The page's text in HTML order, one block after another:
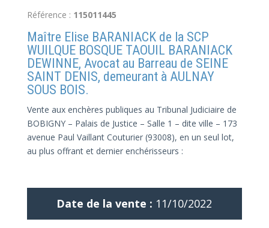
Référence : 115011445
Maître Elise BARANIACK de la SCP
WUILQUE BOSQUE TAOUIL BARANIACK
DEWINNE, Avocat au Barreau de SEINE
SAINT DENIS, demeurant à AULNAY
SOUS BOIS.
Vente aux enchères publiques au Tribunal Judiciaire de
BOBIGNY – Palais de Justice – Salle 1 – dite ville – 173
avenue Paul Vaillant Couturier (93008), en un seul lot,
au plus offrant et dernier enchérisseurs :
Date de la vente : 11/10/2022